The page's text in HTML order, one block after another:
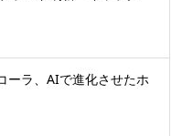
ーラ、AIで進化させたホ